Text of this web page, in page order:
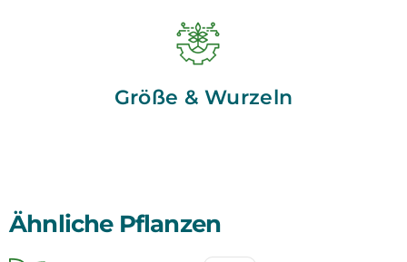
Größe & Wurzeln
Ähnliche Pflanzen